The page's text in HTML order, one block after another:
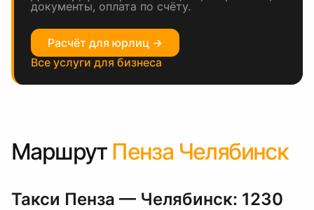
документы, оплата по счёту.
Расчёт для юрлиц →
Все услуги для бизнеса
Маршрут Пенза Челябинск
Такси Пенза — Челябинск: 1230